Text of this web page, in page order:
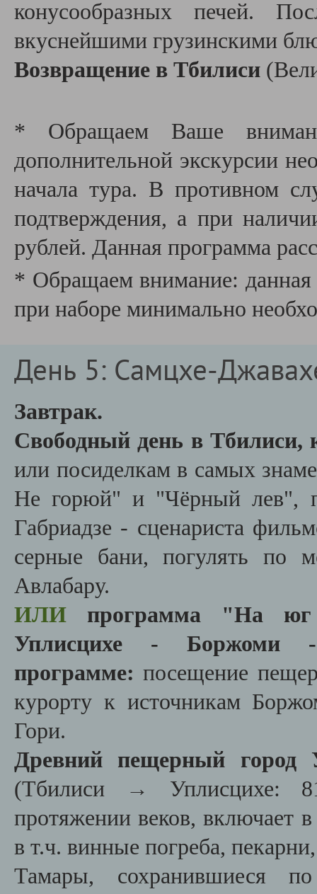
конусообразных печей.
вкуснейшими грузинскими
Возвращение в Тбилиси
* Обращаем Ваше
дополнительной экскурсии
начала тура. В противном
подтверждения, а при
рублей. Данная программа
* Обращаем внимание: данная
при наборе минимально
День 5: Самцхе-
Завтрак.
Свободный день в
или посиделкам в самых
Не горюй" и "Чёрный лев",
Габриадзе - сценариста
серные бани, погулять по
Авлабару.
ИЛИ программа "На юг
Уплисцихе - Боржоми
программе:посещение
курорту к источникам
Гори.
Древний пещерный
город
(Тбилиси → Уплисцихе:
протяжении веков, включает
в т.ч. винные погреба,
Тамары, сохранившиеся